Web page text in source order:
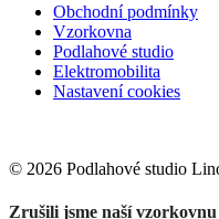
Obchodní podmínky
Vzorkovna
Podlahové studio
Elektromobilita
Nastavení cookies
© 2026 Podlahové studio
Zrušili jsme naší vzorkovnu